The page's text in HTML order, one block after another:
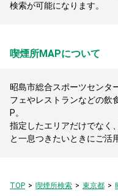
検索が可能になります。
喫煙所MAPについて
昭島市総合スポーツセンタ
フェやレストランなどの飲
P。
指定したエリアだけでなく
と一息つきたいときにご活
TOP 喫煙所検索 東京都